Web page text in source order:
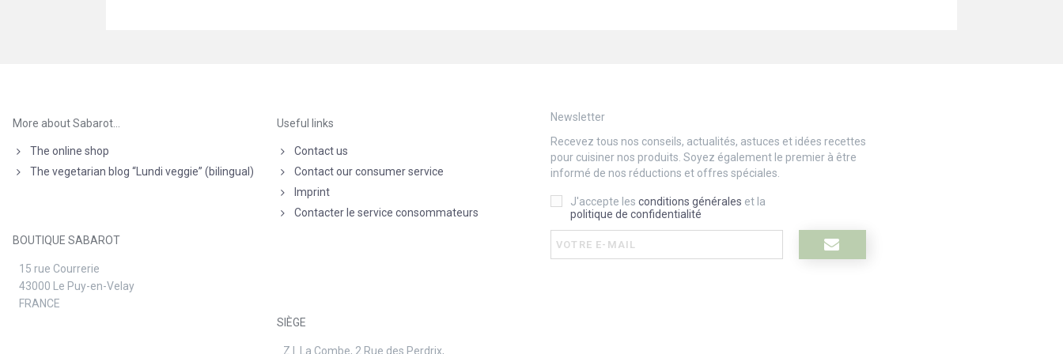
More about Sabarot…
The online shop
The vegetarian blog “Lundi veggie” (bilingual)
BOUTIQUE SABAROT
15 rue Courrerie
43000 Le Puy-en-Velay
FRANCE
Useful links
Contact us
Contact our consumer service
Imprint
Contacter le service consommateurs
SIÈGE
Z.I. La Combe, 2 Rue des Perdrix,
Newsletter
Recevez tous nos conseils, actualités, astuces et idées recettes
pour cuisiner nos produits. Soyez également le premier à être
informé de nos réductions et offres spéciales.
J'accepte les conditions générales et la
politique de confidentialité